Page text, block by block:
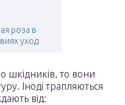
роза в
уход
шкідників, то вони
Іноді трапляються
від: